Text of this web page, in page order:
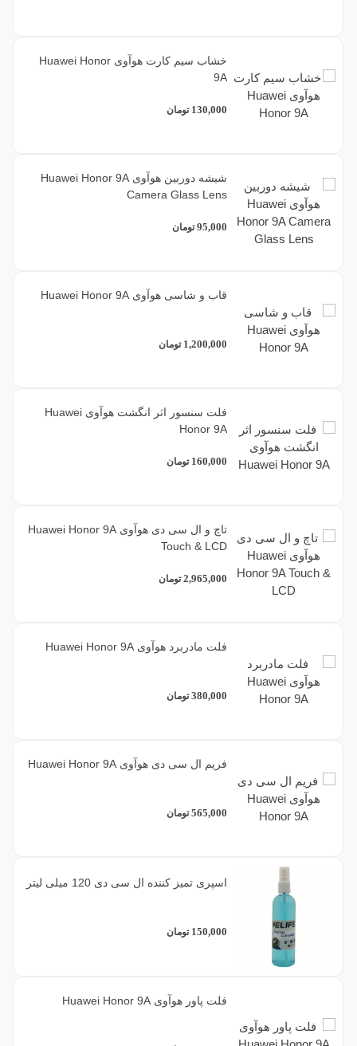
خشاب سیم کارت هوآوی Huawei Honor
9A
130,000 تومان
شیشه دوربین هوآوی Huawei Honor 9A
Camera Glass Lens
95,000 تومان
قاب و شاسی هوآوی Huawei Honor 9A
1,200,000 تومان
فلت سنسور اثر انگشت هوآوی Huawei
Honor 9A
160,000 تومان
تاچ و ال سی دی هوآوی Huawei Honor 9A
Touch & LCD
2,965,000 تومان
فلت مادربرد هوآوی Huawei Honor 9A
380,000 تومان
فریم ال سی دی هوآوی Huawei Honor 9A
565,000 تومان
اسپری تمیز کننده ال سی دی 120 میلی لیتر
150,000 تومان
فلت پاور هوآوی Huawei Honor 9A